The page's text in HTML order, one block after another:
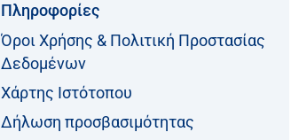
Πληροφορίες
Όροι Χρήσης & Πολιτική Προστασίας
Δεδομένων
Χάρτης Ιστότοπου
Δήλωση προσβασιμότητας